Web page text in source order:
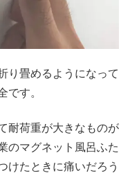
り畳めるようになって
です。
耐荷重が大きなものが
のマグネット風呂ふた
けたときに痛いだろう